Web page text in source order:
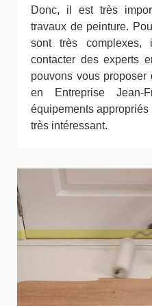
Donc, il est très
travaux de peinture.
sont très complexes,
contacter des experts
pouvons vous
en Entreprise Jean-
équipements
très intéressant.